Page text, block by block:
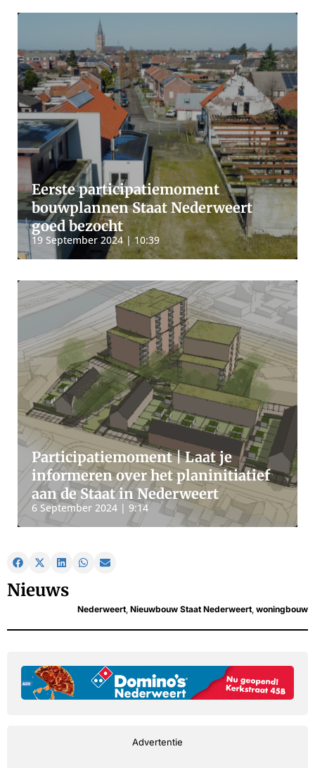
Eerste participatiemoment
bouwplannen Staat Nederweert
goed bezocht
19 September 2024 | 10:39
Participatiemoment | Laat je
informeren over het planinitiatief
aan de Staat in Nederweert
6 September 2024 | 9:14
Nieuws
Nederweert Nieuwbouw Staat Nederweert woningbouw
Advertentie